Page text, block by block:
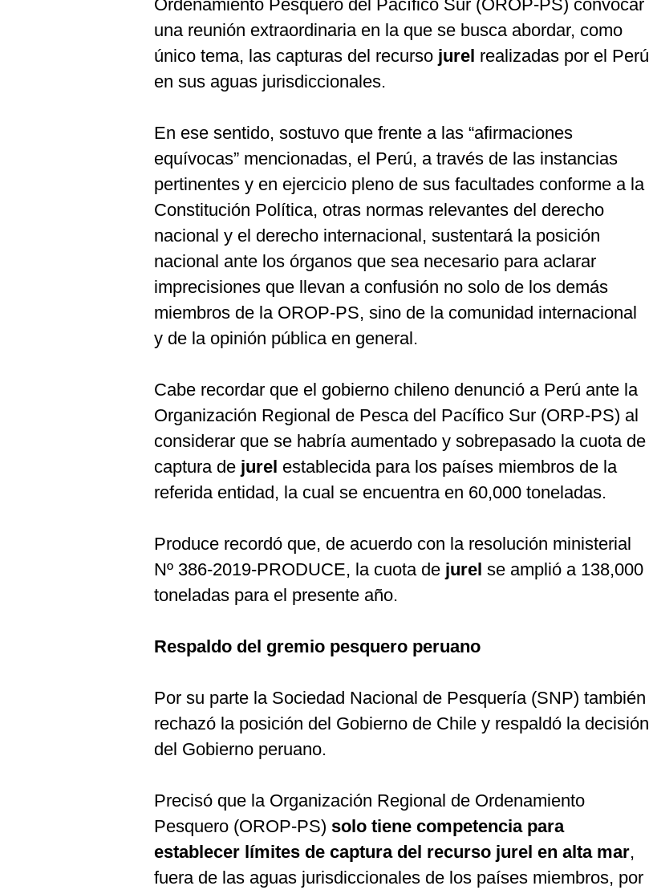
Ordenamiento Pesquero del Pacífico Sur (OROP-PS) convocar
una reunión extraordinaria en la que se busca abordar, como
único tema, las capturas del recurso jurel realizadas por el Perú
en sus aguas jurisdiccionales.
En ese sentido, sostuvo que frente a las “afirmaciones
equívocas” mencionadas, el Perú, a través de las instancias
pertinentes y en ejercicio pleno de sus facultades conforme a la
Constitución Política, otras normas relevantes del derecho
nacional y el derecho internacional, sustentará la posición
nacional ante los órganos que sea necesario para aclarar
imprecisiones que llevan a confusión no solo de los demás
miembros de la OROP-PS, sino de la comunidad internacional
y de la opinión pública en general.
Cabe recordar que el gobierno chileno denunció a Perú ante la
Organización Regional de Pesca del Pacífico Sur (ORP-PS) al
considerar que se habría aumentado y sobrepasado la cuota de
captura de jurel establecida para los países miembros de la
referida entidad, la cual se encuentra en 60,000 toneladas.
Produce recordó que, de acuerdo con la resolución ministerial
Nº 386-2019-PRODUCE, la cuota de jurel se amplió a 138,000
toneladas para el presente año.
Respaldo del gremio pesquero peruano
Por su parte la Sociedad Nacional de Pesquería (SNP) también
rechazó la posición del Gobierno de Chile y respaldó la decisión
del Gobierno peruano.
Precisó que la Organización Regional de Ordenamiento
Pesquero (OROP-PS) solo tiene competencia para
establecer límites de captura del recurso jurel en alta mar,
fuera de las aguas jurisdiccionales de los países miembros, por